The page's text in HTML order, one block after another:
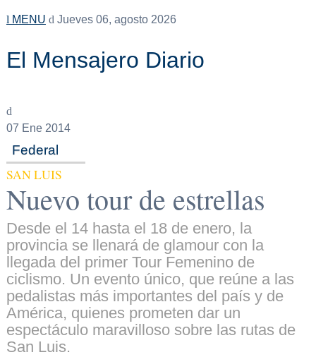
MENU Jueves 06, agosto 2026
El Mensajero Diario
07 Ene 2014
Federal
SAN LUIS
Nuevo tour de estrellas
Desde el 14 hasta el 18 de enero, la
provincia se llenará de glamour con la
llegada del primer Tour Femenino de
ciclismo. Un evento único, que reúne a las
pedalistas más importantes del país y de
América, quienes prometen dar un
espectáculo maravilloso sobre las rutas de
San Luis.